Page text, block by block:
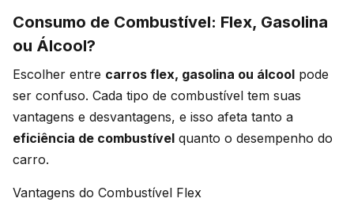
Consumo de Combustível: Flex, Gasolina
ou Álcool?
Escolher entre carros flex, gasolina ou álcool pode
ser confuso. Cada tipo de combustível tem suas
vantagens e desvantagens, e isso afeta tanto a
eficiência de combustível quanto o desempenho do
carro.
Vantagens do Combustível Flex